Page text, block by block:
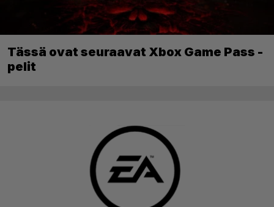
Tässä ovat seuraavat Xbox Game Pass -
pelit